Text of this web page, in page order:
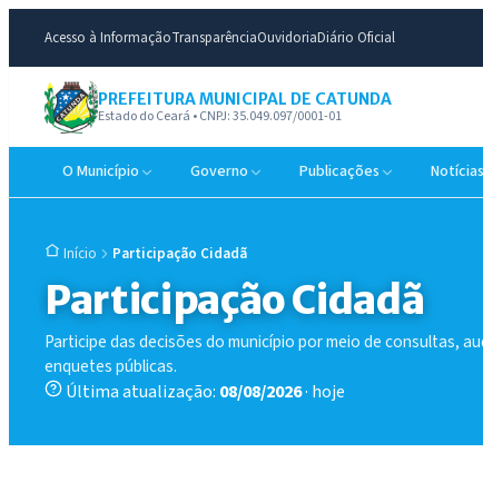
Acesso à InformaçãoTransparênciaOuvidoriaDiário Oficial
PREFEITURA MUNICIPAL DE CATUNDA
Estado do Ceará • CNPJ: 35.049.097/0001-01
O Município Governo Publicações Notícias
Início Participação Cidadã
Participação Cidadã
Participe das decisões do município por meio de consultas,
enquetes públicas.
Última atualização: 08/08/2026· hoje